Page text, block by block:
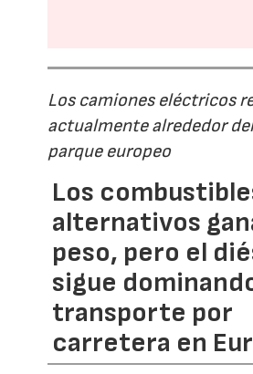
Los camiones eléctricos
actualmente alrededor
parque europeo
Los
alternativos
peso, pero el
sigue
transporte por
carretera en